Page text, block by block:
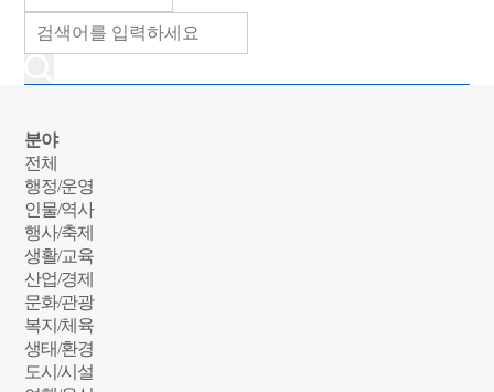
분야
전체
행정/운영
인물/역사
행사/축제
생활/교육
산업/경제
문화/관광
복지/체육
생태/환경
도시/시설